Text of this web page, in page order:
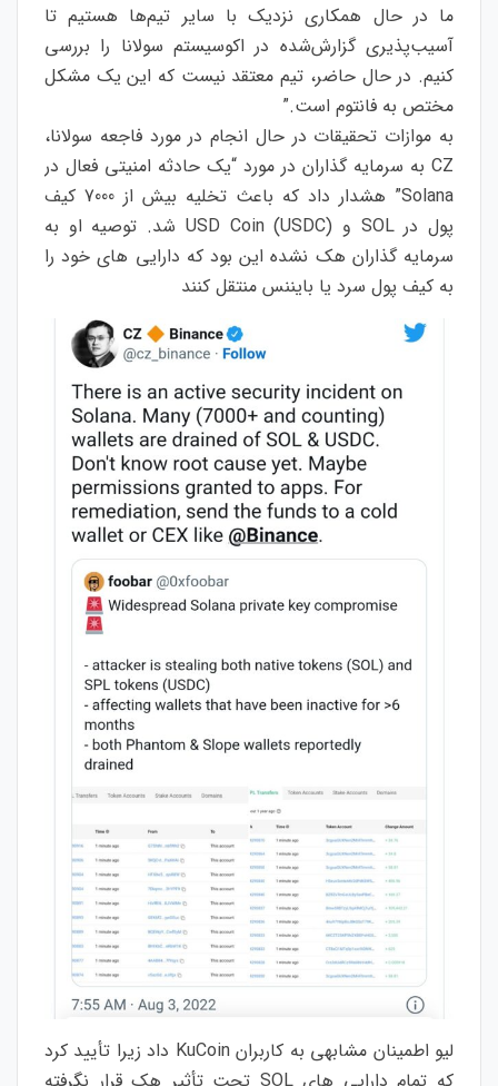
ما در حال همکاری نزدیک با سایر تیم‌ها هستیم تا
آسیب‌پذیری گزارش‌شده در اکوسیستم سولانا را بررسی
کنیم. در حال حاضر، تیم معتقد نیست که این یک مشکل
مختص به فانتوم است.”
به موازات تحقیقات در حال انجام در مورد فاجعه سولانا،
CZ به سرمایه گذاران در مورد “یک حادثه امنیتی فعال در
Solana” هشدار داد که باعث تخلیه بیش از 7000 کیف
پول در SOL و USD Coin (USDC) شد. توصیه او به
سرمایه گذاران هک نشده این بود که دارایی های خود را
به کیف پول سرد یا بایننس منتقل کنند
لیو اطمینان مشابهی به کاربران KuCoin داد زیرا تأیید کرد